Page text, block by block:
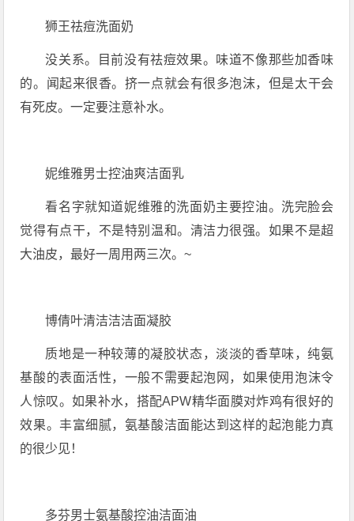
狮王祛痘洗面奶
没关系。目前没有祛痘效果。味道不像那些加香味
的。闻起来很香。挤一点就会有很多泡沫，但是太干会
有死皮。一定要注意补水。
妮维雅男士控油爽洁面乳
看名字就知道妮维雅的洗面奶主要控油。洗完脸会
觉得有点干，不是特别温和。清洁力很强。如果不是超
大油皮，最好一周用两三次。~
博倩叶清洁洁洁面凝胶
质地是一种较薄的凝胶状态，淡淡的香草味，纯氨
基酸的表面活性，一般不需要起泡网，如果使用泡沫令
人惊叹。如果补水，搭配APW精华面膜对炸鸡有很好的
效果。丰富细腻，氨基酸洁面能达到这样的起泡能力真
的很少见！
多芬男士氨基酸控油洁面油